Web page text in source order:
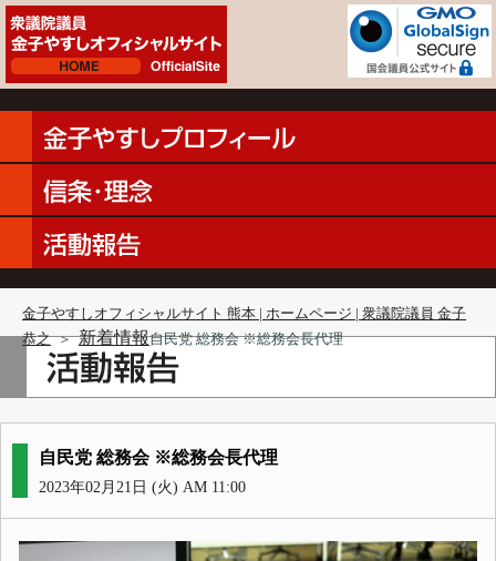
金子やすしオフィシャルサイト 熊本 | ホームページ | 衆議院議員 金子
恭之 ＞ 新着情報自民党 総務会 ※総務会長代理
自民党 総務会 ※総務会長代理
2023年02月21日 (火) AM 11:00